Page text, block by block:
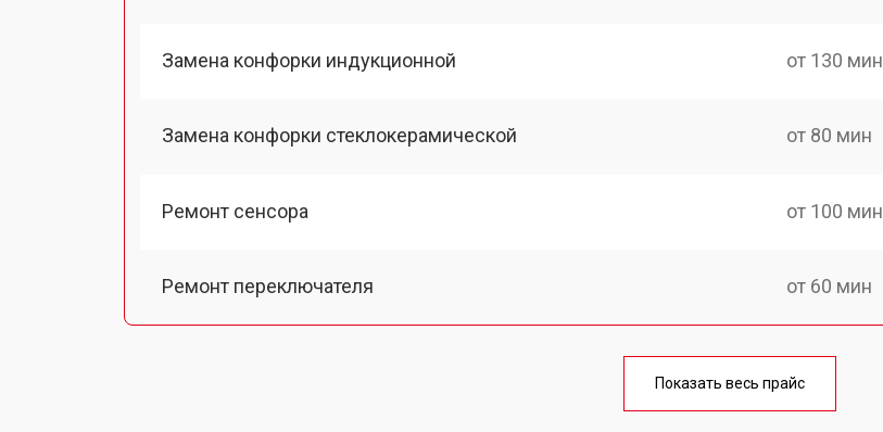
Замена конфорки индукционной от 130 мин
Замена конфорки стеклокерамической от 80 мин
Ремонт сенсора от 100 мин
Ремонт переключателя от 60 мин
от 140 мин
Показать весь прайс